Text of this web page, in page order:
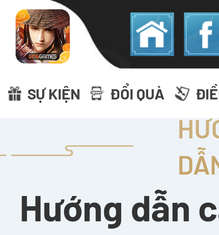
Hướng dẫn
SỰ KIỆN ĐỔI QUÀ